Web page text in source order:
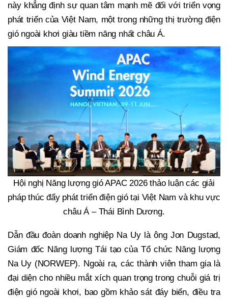
này khẳng định sự quan tâm mạnh mẽ đối với triển vọng
phát triển của Việt Nam, một trong những thị trường điện
gió ngoài khơi giàu tiềm năng nhất châu Á.
Hội nghị Năng lượng gió APAC 2026 thảo luận các giải
pháp thúc đẩy phát triển điện gió tại Việt Nam và khu vực
châu Á – Thái Bình Dương.
Dẫn đầu đoàn doanh nghiệp Na Uy là ông Jon Dugstad,
Giám đốc Năng lượng Tái tạo của Tổ chức Năng lượng
Na Uy (NORWEP). Ngoài ra, các thành viên tham gia là
đại diện cho nhiều mắt xích quan trọng trong chuỗi giá trị
điện gió ngoài khơi, bao gồm khảo sát đáy biển, điều tra